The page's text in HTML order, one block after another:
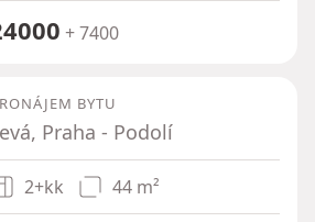
+ 7400
BYTU
Praha - Podolí
2+kk 44 m²